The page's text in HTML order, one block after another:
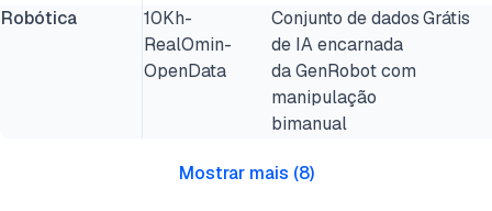
Robótica
10Kh-
RealOmin-
OpenData
Conjunto de dados
de IA encarnada
da GenRobot com
manipulação
bimanual
Grátis
Mostrar mais (8)